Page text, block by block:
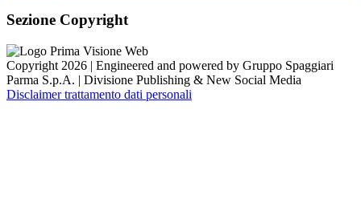
Sezione Copyright
Copyright 2026 | Engineered and powered by Gruppo Spaggiari
Parma S.p.A. | Divisione Publishing & New Social Media
Disclaimer trattamento dati personali